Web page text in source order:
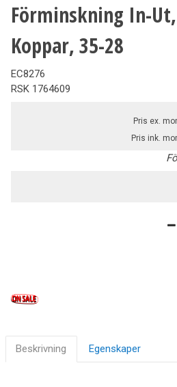
Förminskning In-
Koppar, 35-28
EC8276
RSK 1764609
Pris ex.
Pris ink.
Beskrivning Egenskaper